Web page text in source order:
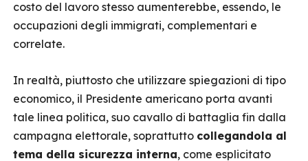
costo del lavoro stesso aumenterebbe, essendo, le
occupazioni degli immigrati, complementari e
correlate.
In realtà, piuttosto che utilizzare spiegazioni di tipo
economico, il Presidente americano porta avanti
tale linea politica, suo cavallo di battaglia fin dalla
campagna elettorale, soprattutto collegandola al
tema della sicurezza interna, come esplicitato